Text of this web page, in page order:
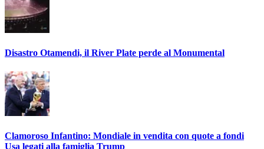
Disastro Otamendi, il River Plate perde al Monumental
Clamoroso Infantino: Mondiale in vendita con quote a fondi
Usa legati alla famiglia Trump